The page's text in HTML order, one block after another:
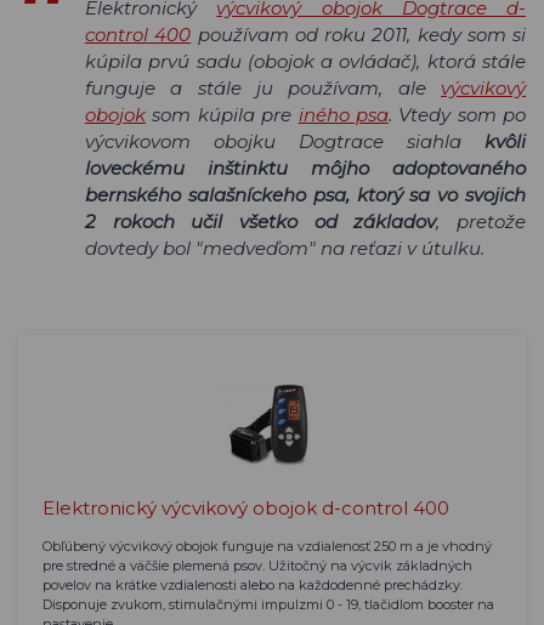
Elektronický výcvikový obojok Dogtrace d-
control 400 používam od roku 2011, kedy som si
kúpila prvú sadu (obojok a ovládač), ktorá stále
funguje a stále ju používam, ale výcvikový
obojok som kúpila pre iného psa. Vtedy som po
výcvikovom obojku Dogtrace siahla kvôli
loveckému inštinktu môjho adoptovaného
bernského salašníckeho psa, ktorý sa vo svojich
2 rokoch učil všetko od základov, pretože
dovtedy bol "medveďom" na reťazi v útulku.
Elektronický výcvikový obojok d-control 400
Obľúbený výcvikový obojok funguje na vzdialenosť 250 m a je vhodný
pre stredné a väčšie plemená psov. Užitočný na výcvik základných
povelov na krátke vzdialenosti alebo na každodenné prechádzky.
Disponuje zvukom, stimulačnými impulzmi 0 - 19, tlačidlom booster na